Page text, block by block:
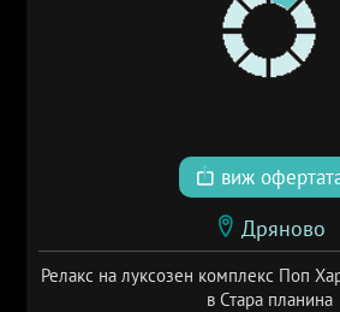
виж
Дряново
Релакс на луксозен комплекс Поп
в Стара планина